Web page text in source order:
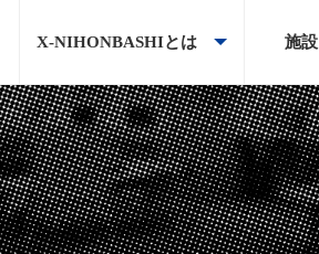
X-NIHONBASHIとは 施設